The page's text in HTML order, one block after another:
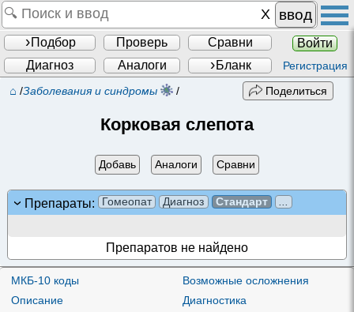
ввод
Подбор Проверь Сравни
Войти
Диагноз
Аналоги Бланк Регистрация
⌂ /Заболевания и синдромы / Поделиться
Корковая слепота
Добавь Аналоги Сравни
Препараты: Гомеопат Диагноз Стандарт
Препаратов не найдено
МКБ-10 коды
Описание
Возможные осложнения
Диагностика